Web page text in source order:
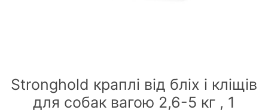
Stronghold краплі від бліх і кліщів
для собак вагою 2,6-5 кг , 1